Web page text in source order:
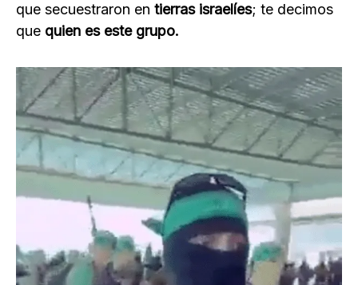
que secuestraron en tierras israelíes; te decimos
que quien es este grupo.